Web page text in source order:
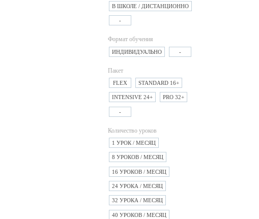
В ШКОЛЕ / ДИСТАНЦИОННО
-
Формат обучения
ИНДИВИДУАЛЬНО -
Пакет
FLEX STANDARD 16+
INTENSIVE 24+ PRO 32+
-
Количество уроков
1 УРОК / МЕСЯЦ
8 УРОКОВ / МЕСЯЦ
16 УРОКОВ / МЕСЯЦ
24 УРОКА / МЕСЯЦ
32 УРОКА / МЕСЯЦ
40 УРОКОВ / МЕСЯЦ